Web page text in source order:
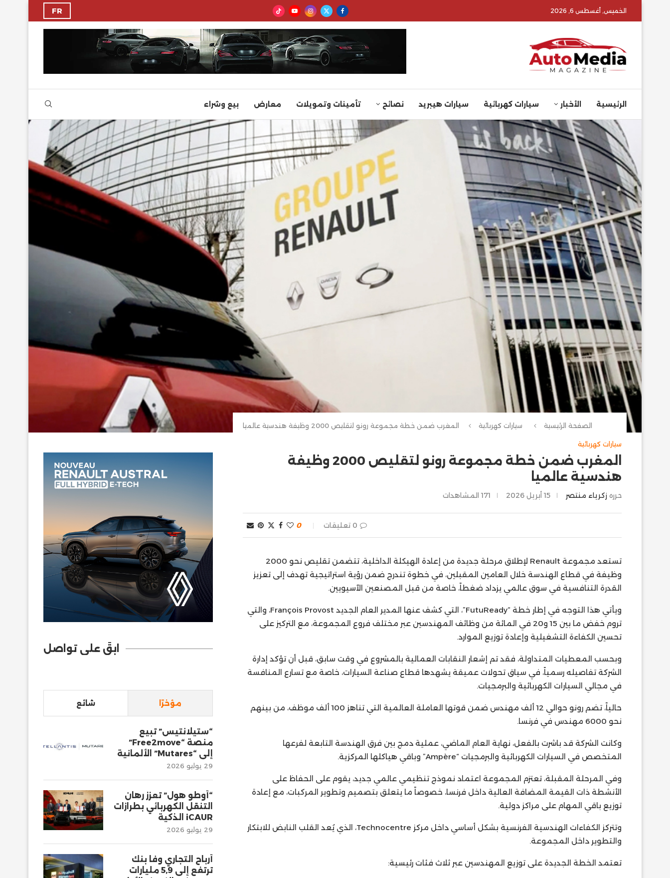
الخميس, أغسطس 6, 2026 FR
الرئيسية الأخبار سيارات كهربائية سيارات هيبريد نصائح تأمينات وتمويلات معارض بيع وشراء
الصفحة الرئيسية سيارات كهربائية المغرب ضمن خطة مجموعة رونو لتقليص 2000 وظيفة هندسية عالميا
سيارات كهربائية
المغرب ضمن خطة مجموعة رونو لتقليص 2000 وظيفة
هندسية عالميا
حرره زكرياء منتصر 15 أبريل 2026 171 المشاهدات
0 تعليقات 0
تستعد مجموعة Renault لإطلاق مرحلة جديدة من إعادة الهيكلة الداخلية، تتضمن تقليص نحو 2000
وظيفة في قطاع الهندسة خلال العامين المقبلين، في خطوة تندرج ضمن رؤية استراتيجية تهدف إلى تعزيز
القدرة التنافسية في سوق عالمي يزداد ضغطاً، خاصة من قبل المصنعين الآسيويين.
ويأتي هذا التوجه في إطار خطة “FutuReady”، التي كشف عنها المدير العام الجديد François Provost، والتي
تروم خفض ما بين 15 و20 في المائة من وظائف المهندسين عبر مختلف فروع المجموعة، مع التركيز على
تحسين الكفاءة التشغيلية وإعادة توزيع الموارد.
وبحسب المعطيات المتداولة، فقد تم إشعار النقابات العمالية بالمشروع في وقت سابق، قبل أن تؤكد إدارة
الشركة تفاصيله رسمياً، في سياق تحولات عميقة يشهدها قطاع صناعة السيارات، خاصة مع تسارع المنافسة
في مجالي السيارات الكهربائية والبرمجيات.
حالياً، تضم رونو حوالي 12 ألف مهندس ضمن قوتها العاملة العالمية التي تناهز 100 ألف موظف، من بينهم
نحو 6000 مهندس في فرنسا.
وكانت الشركة قد باشرت بالفعل، نهاية العام الماضي، عملية دمج بين فرق الهندسة التابعة لفرعها
المتخصص في السيارات الكهربائية والبرمجيات “Ampère” وباقي هياكلها المركزية.
وفي المرحلة المقبلة، تعتزم المجموعة اعتماد نموذج تنظيمي عالمي جديد، يقوم على الحفاظ على
الأنشطة ذات القيمة المضافة العالية داخل فرنسا، خصوصاً ما يتعلق بتصميم وتطوير المركبات، مع إعادة
توزيع باقي المهام على مراكز دولية.
وتتركز الكفاءات الهندسية الفرنسية بشكل أساسي داخل مركز Technocentre، الذي يُعد القلب النابض للابتكار
والتطوير داخل المجموعة.
تعتمد الخطة الجديدة على توزيع المهندسين عبر ثلاث فئات رئيسية:
ابقَ على تواصل
مؤخرًا شائع
“ستيلانتيس” تبيع
منصة “Free2move”
إلى “Mutares” الألمانية
29 يوليو 2026
“أوطو هول” تعزز رهان
التنقل الكهربائي بطرازات
iCAUR الذكية
29 يوليو 2026
أرباح التجاري وفا بنك
ترتفع إلى 5,9 مليارات